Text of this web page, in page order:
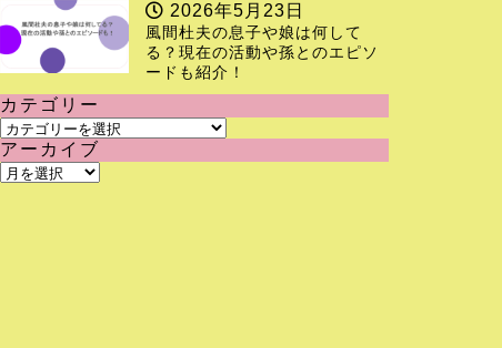
2026年5月23日
風間杜夫の息子や娘は何して
る？現在の活動や孫とのエピソ
ードも紹介！
カテゴリー
カ
テ
ゴ
アーカイブ
ア